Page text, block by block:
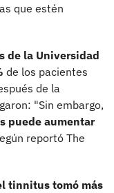
que estén
de la Universidad
de los pacientes
de la
"Sin embargo,
puede aumentar
reportó The
tinnitus tomó más